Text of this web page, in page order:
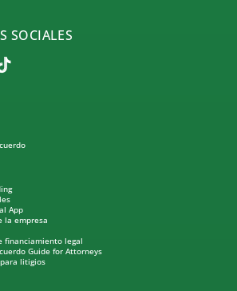
SOCIALES
App
la empresa
financiamiento legal
Guide for Attorneys
litigios